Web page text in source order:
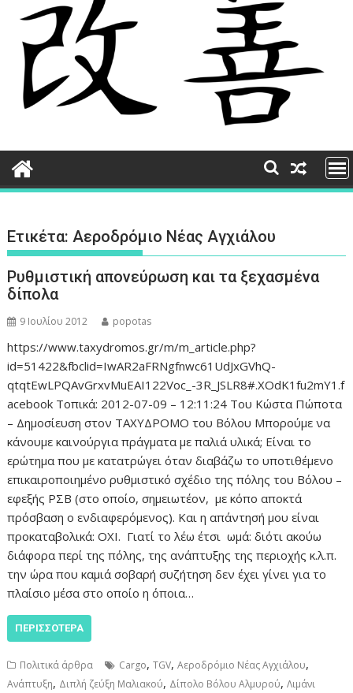
Ετικέτα:Αεροδρόμιο Νέας Αγχιάλου
Ρυθμιστική απονεύρωση και τα ξεχασμένα
δίπολα
9 Ιουλίου 2012 popotas
https://www.taxydromos.gr/m/m_article.php?
id=51422&fbclid=IwAR2aFRNgfnwc61UdJxGVhQ-
qtqtEwLPQAvGrxvMuEAI122Voc_-3R_JSLR8#.XOdK1fu2mY1.f
acebook Τοπικά: 2012-07-09 – 12:11:24 Του Κώστα Πώποτα
– Δημοσίευση στον ΤΑΧΥΔΡΟΜΟ του Βόλου Μπορούμε να
κάνουμε καινούργια πράγματα με παλιά υλικά; Είναι το
ερώτημα που με κατατρώγει όταν διαβάζω το υποτιθέμενο
επικαιροποιημένο ρυθμιστικό σχέδιο της πόλης του Βόλου –
εφεξής ΡΣΒ (στο οποίο, σημειωτέον, με κόπο αποκτά
πρόσβαση ο ενδιαφερόμενος). Και η απάντησή μου είναι
προκαταβολικά: ΟΧΙ. Γιατί το λέω έτσι ωμά: διότι ακούω
διάφορα περί της πόλης, της ανάπτυξης της περιοχής κ.λ.π.
την ώρα που καμιά σοβαρή συζήτηση δεν έχει γίνει για το
πλαίσιο μέσα στο οποίο η όποια…
ΠΕΡΙΣΣΌΤΕΡΑ
Πολιτικά άρθρα Cargo,TGV,Αεροδρόμιο Νέας Αγχιάλου,
Ανάπτυξη, Διπλή ζεύξη Μαλιακού, Δίπολο Βόλου Αλμυρού,Λιμάνι